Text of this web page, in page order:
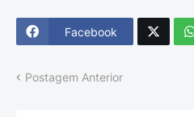
Facebook
Postagem Anterior